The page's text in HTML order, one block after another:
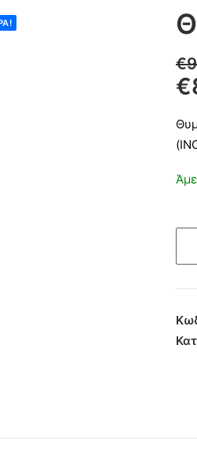
€
€